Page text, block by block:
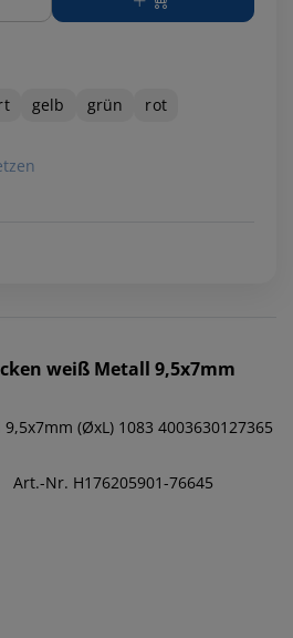
gelb grün
rot
weiß Metall 9,5x7mm
(ØxL) 1083 4003630127365
Art.-Nr. H176205901-76645